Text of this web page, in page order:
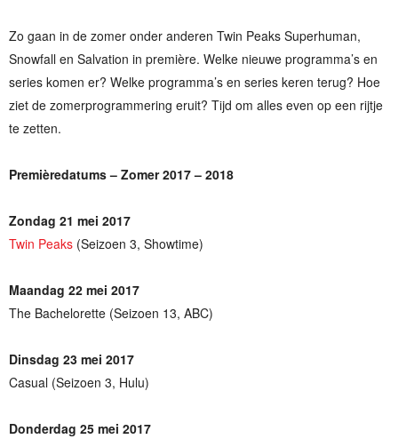
Zo gaan in de zomer onder anderen Twin Peaks Superhuman,
Snowfall en Salvation in première. Welke nieuwe programma’s en
series komen er? Welke programma’s en series keren terug? Hoe
ziet de zomerprogrammering eruit? Tijd om alles even op een rijtje
te zetten.
Premièredatums – Zomer 2017 – 2018
Zondag 21 mei 2017
Twin Peaks (Seizoen 3, Showtime)
Maandag 22 mei 2017
The Bachelorette (Seizoen 13, ABC)
Dinsdag 23 mei 2017
Casual (Seizoen 3, Hulu)
Donderdag 25 mei 2017